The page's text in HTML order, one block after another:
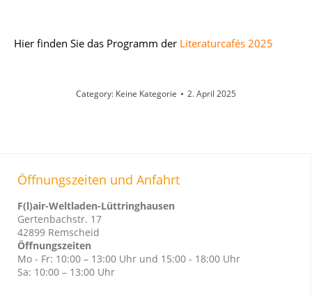
Hier finden Sie das Programm der Literaturcafés 2025
Category: Keine Kategorie 2. April 2025
Öffnungszeiten und Anfahrt
F(l)air-Weltladen-Lüttringhausen
Gertenbachstr. 17
42899 Remscheid
Öffnungszeiten
Mo - Fr: 10:00 – 13:00 Uhr und 15:00 - 18:00 Uhr
Sa: 10:00 – 13:00 Uhr